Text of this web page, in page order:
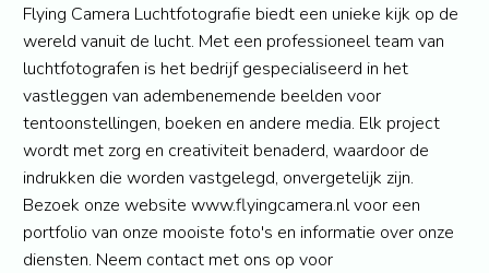
Flying Camera Luchtfotografie biedt een unieke kijk op de
wereld vanuit de lucht. Met een professioneel team van
luchtfotografen is het bedrijf gespecialiseerd in het
vastleggen van adembenemende beelden voor
tentoonstellingen, boeken en andere media. Elk project
wordt met zorg en creativiteit benaderd, waardoor de
indrukken die worden vastgelegd, onvergetelijk zijn.
Bezoek onze website www.flyingcamera.nl voor een
portfolio van onze mooiste foto's en informatie over onze
diensten. Neem contact met ons op voor